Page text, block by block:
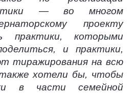
— во многом
проекту
практики, которыми
и практики,
тиражирования на всю
хотели бы, чтобы
в части семейной